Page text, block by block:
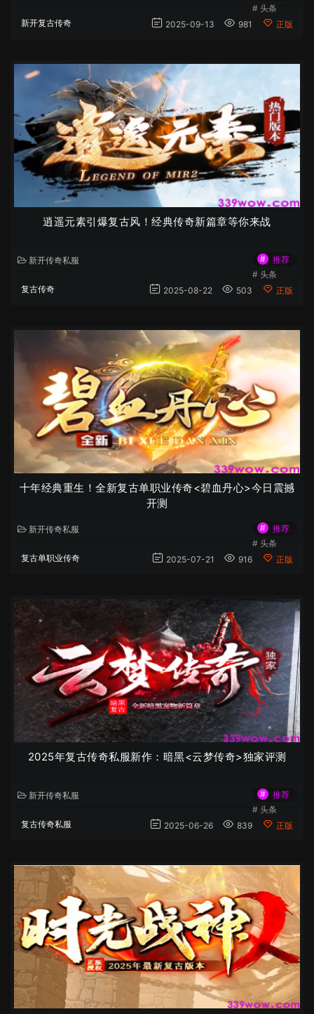
# 头条
新开复古传奇
2025-09-13 981 正版
逍遥元素引爆复古风！经典传奇新篇章等你来战
新开传奇私服 #
推荐
# 头条
复古传奇
2025-08-22 503 正版
十年经典重生！全新复古单职业传奇<碧血丹心>今日震撼
开测
新开传奇私服 #
推荐
# 头条
复古单职业传奇
2025-07-21 916 正版
2025年复古传奇私服新作：暗黑<云梦传奇>独家评测
新开传奇私服 #
推荐
# 头条
复古传奇私服
2025-06-26 839 正版